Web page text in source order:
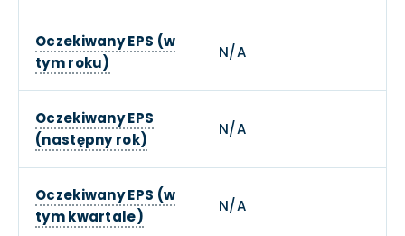
Oczekiwany EPS (w
tym roku)
N/A
Oczekiwany EPS
(następny rok)
N/A
Oczekiwany EPS (w
tym kwartale)
N/A